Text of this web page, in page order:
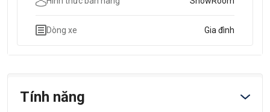
Dòng xe Gia đình
Tính năng